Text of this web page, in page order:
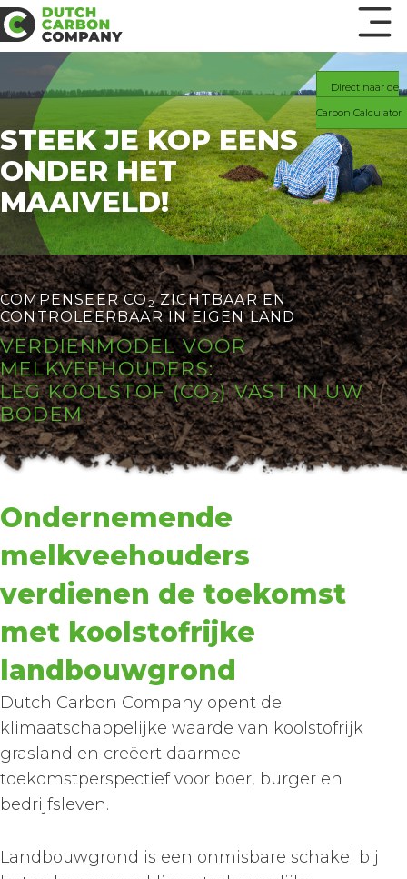
STEEK JE KOP EENS
ONDER HET
MAAIVELD!
COMPENSEER CO2ZICHTBAAR EN
CONTROLEERBAAR IN EIGEN LAND
VERDIENMODEL VOOR
MELKVEEHOUDERS:
LEG KOOLSTOF (CO2) VAST IN UW
BODEM
Direct naar de
Carbon Calculator
Ondernemende
melkveehouders
verdienen de toekomst
met koolstofrijke
landbouwgrond
Dutch Carbon Company opent de
klimaatschappelijke waarde van koolstofrijk
grasland en creëert daarmee
toekomstperspectief voor boer, burger en
bedrijfsleven.
Landbouwgrond is een onmisbare schakel bij